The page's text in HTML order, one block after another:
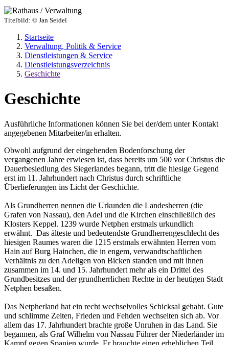
Titelbild: © Jan Seidel
Startseite
Verwaltung, Politik & Service
Dienstleistungen & Service
Dienstleistungsverzeichnis
Geschichte
Geschichte
Ausführliche Informationen können Sie bei der/dem unter Kontakt
angegebenen Mitarbeiter/in erhalten.
Obwohl aufgrund der eingehenden Bodenforschung der
vergangenen Jahre erwiesen ist, dass bereits um 500 vor Christus die
Dauerbesiedlung des Siegerlandes begann, tritt die hiesige Gegend
erst im 11. Jahrhundert nach Christus durch schriftliche
Überlieferungen ins Licht der Geschichte.
Als Grundherren nennen die Urkunden die Landesherren (die
Grafen von Nassau), den Adel und die Kirchen einschließlich des
Klosters Keppel. 1239 wurde Netphen erstmals urkundlich
erwähnt. Das älteste und bedeutendste Grundherrengeschlecht des
hiesigen Raumes waren die 1215 erstmals erwähnten Herren vom
Hain auf Burg Hainchen, die in engem, verwandtschaftlichen
Verhältnis zu den Adeligen von Bicken standen und mit ihnen
zusammen im 14. und 15. Jahrhundert mehr als ein Drittel des
Grundbesitzes und der grundherrlichen Rechte in der heutigen Stadt
Netphen besaßen.
Das Netpherland hat ein recht wechselvolles Schicksal gehabt. Gute
und schlimme Zeiten, Frieden und Fehden wechselten sich ab. Vor
allem das 17. Jahrhundert brachte große Unruhen in das Land. Sie
begannen, als Graf Wilhelm von Nassau Führer der Niederländer im
Kampf gegen Spanien wurde. Er brauchte einen erheblichen Teil